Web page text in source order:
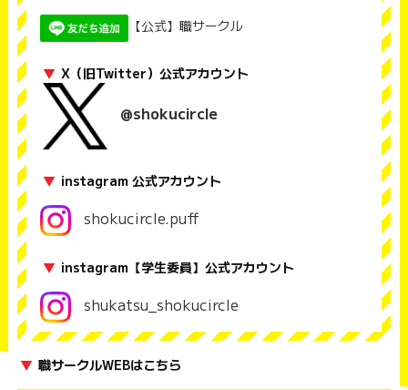
【公式】職サークル
▼ X（旧Twitter）公式アカウント
@shokucircle
▼ instagram 公式アカウント
shokucircle.puff
▼ instagram【学生委員】公式アカウント
shukatsu_shokucircle
▼ 職サークルWEBはこちら